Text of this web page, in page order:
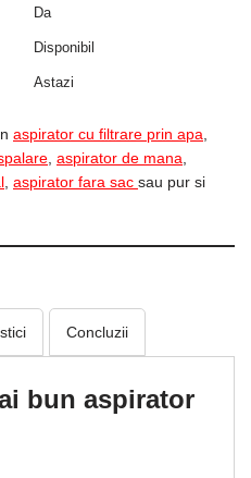
Da
Disponibil
Astazi
aspirator cu filtrare prin apa
aspirator de mana
aspirator fara sac sau pur si
Concluzii
bun aspirator